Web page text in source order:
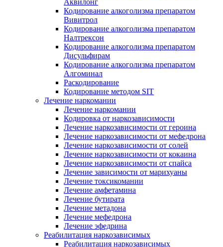
Аквилонг
Кодирование алкоголизма препаратом
Вивитрол
Кодирование алкоголизма препаратом
Налтрексон
Кодирование алкоголизма препаратом
Дисульфирам
Кодирование алкоголизма препаратом
Алгоминал
Раскодирование
Кодирование методом SIT
Лечение наркомании
Лечение наркомании
Кодировка от наркозависимости
Лечение наркозависимости от героина
Лечение наркозависимости от мефедрона
Лечение наркозависимости от солей
Лечение наркозависимости от кокаина
Лечение наркозависимости от спайса
Лечение зависимости от марихуаны
Лечение токсикомании
Лечение амфетамина
Лечение бутирата
Лечение метадона
Лечение мефедрона
Лечение эфедрина
Реабилитация наркозависимых
Реабилитация наркозависимых